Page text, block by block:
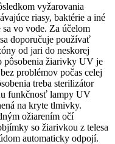
vyžarovania
riasy, baktérie a iné
vo vode. Za účelom
doporučuje používať
od jari do neskorej
pôsobenia žiarivky UV je
problémov počas celej
treba sterilizátor
funkčnosť lampy UV
na kryte tlmivky.
ožiarením očí
so žiarivkou z telesa
automaticky odpojí.